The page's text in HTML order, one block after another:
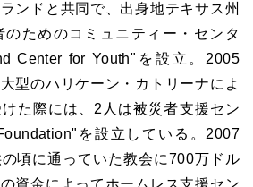
ンドと共同で、出身地テキサス州
のためのコミュニティー・センタ
Center for Youth"を設立。2005
型のハリケーン・カトリーナによ
た際には、2人は被災者支援セン
を設立している。2007
頃に通っていた教会に700万ドル